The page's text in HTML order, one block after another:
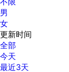
男
女
更新时间
全部
今天
最近3天